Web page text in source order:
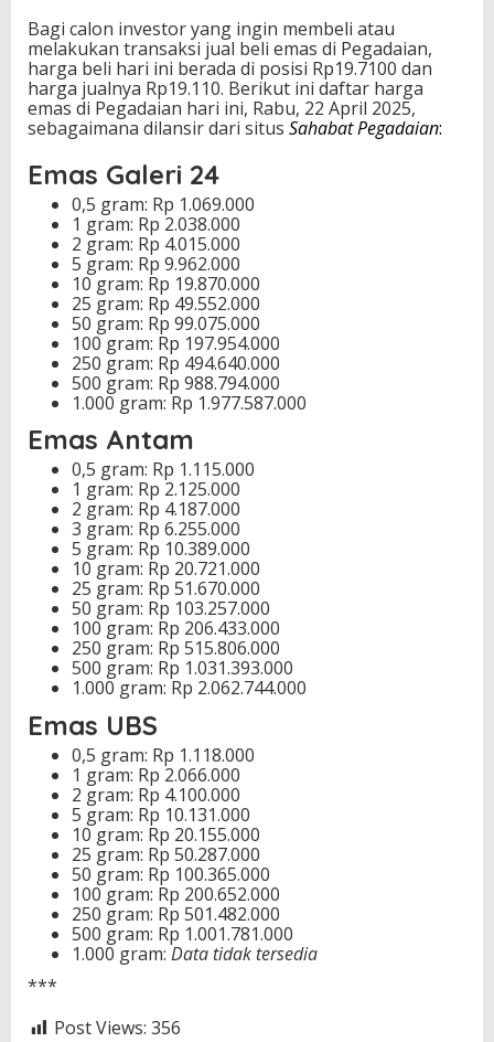
Bagi calon investor yang ingin membeli atau
melakukan transaksi jual beli emas di Pegadaian,
harga beli hari ini berada di posisi Rp19.7100 dan
harga jualnya Rp19.110. Berikut ini daftar harga
emas di Pegadaian hari ini, Rabu, 22 April 2025,
sebagaimana dilansir dari situs Sahabat Pegadaian:
Emas Galeri 24
0,5 gram: Rp 1.069.000
1 gram: Rp 2.038.000
2 gram: Rp 4.015.000
5 gram: Rp 9.962.000
10 gram: Rp 19.870.000
25 gram: Rp 49.552.000
50 gram: Rp 99.075.000
100 gram: Rp 197.954.000
250 gram: Rp 494.640.000
500 gram: Rp 988.794.000
1.000 gram: Rp 1.977.587.000
Emas Antam
0,5 gram: Rp 1.115.000
1 gram: Rp 2.125.000
2 gram: Rp 4.187.000
3 gram: Rp 6.255.000
5 gram: Rp 10.389.000
10 gram: Rp 20.721.000
25 gram: Rp 51.670.000
50 gram: Rp 103.257.000
100 gram: Rp 206.433.000
250 gram: Rp 515.806.000
500 gram: Rp 1.031.393.000
1.000 gram: Rp 2.062.744.000
Emas UBS
0,5 gram: Rp 1.118.000
1 gram: Rp 2.066.000
2 gram: Rp 4.100.000
5 gram: Rp 10.131.000
10 gram: Rp 20.155.000
25 gram: Rp 50.287.000
50 gram: Rp 100.365.000
100 gram: Rp 200.652.000
250 gram: Rp 501.482.000
500 gram: Rp 1.001.781.000
1.000 gram:Data tidak tersedia
***
Post Views: 356